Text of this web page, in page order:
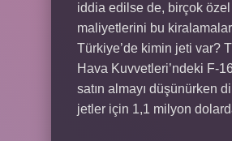
iddia edilse de, birçok
maliyetlerini bu
Türkiye’de kimin jeti var?
Hava Kuvvetleri’ndeki F-
satın almayı düşünürken
jetler için 1,1 milyon